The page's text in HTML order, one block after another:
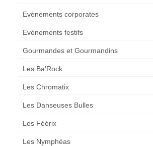
Evènements corporates
Evènements festifs
Gourmandes et Gourmandins
Les Ba'Rock
Les Chromatix
Les Danseuses Bulles
Les Féérix
Les Nymphéas